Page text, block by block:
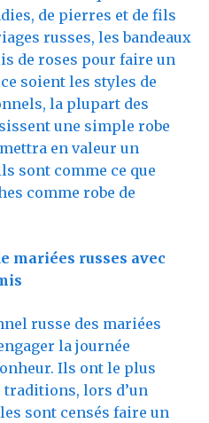
de pierres et de fils
russes, les bandeaux
de roses pour faire un
soient les styles de
la plupart des
une simple robe
en valeur un
sont comme ce que
comme robe de
mariées russes avec
russe des mariées
la journée
Ils ont le plus
traditions, lors d’un
sont censés faire un